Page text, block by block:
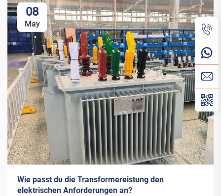
08
May
Wie passt du die Transformereistung den
elektrischen Anforderungen an?